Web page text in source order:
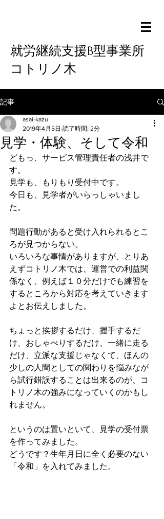
就労継続支援B型事業所
コトリノ木
記事
見学・体験、そして令和
asai-kazu
2019年4月5日 読了時間: 2分
どもっ、サービス管理責任者の浅井で
す。
見学も、もりもり受付中です。
今日も、見学者がいらっしゃいまし
た。
問題行動があると受け入れられるとこ
ろが見つからない。
いろいろな事情がありますが、とりあ
えずコトリノ木では、運営での利益関
係なく、例えば１０分だけでも練習を
するところから対応を考えていきます
よとお伝えしました。
ちょっと挨拶するだけ、握手するだ
け、おしゃべりするだけ、一緒に走る
だけ、立派な支援じゃなくて、ほんの
少しの人間としての関わりを悩みなが
ら試行錯誤することは出来るのが、コ
トリノ木の強みになっていくのかもし
れません。
というのは置いといて、見学の受付票
を作ってみました。
どうです？生年月日に全く必要のない
「令和」を入れてみました。